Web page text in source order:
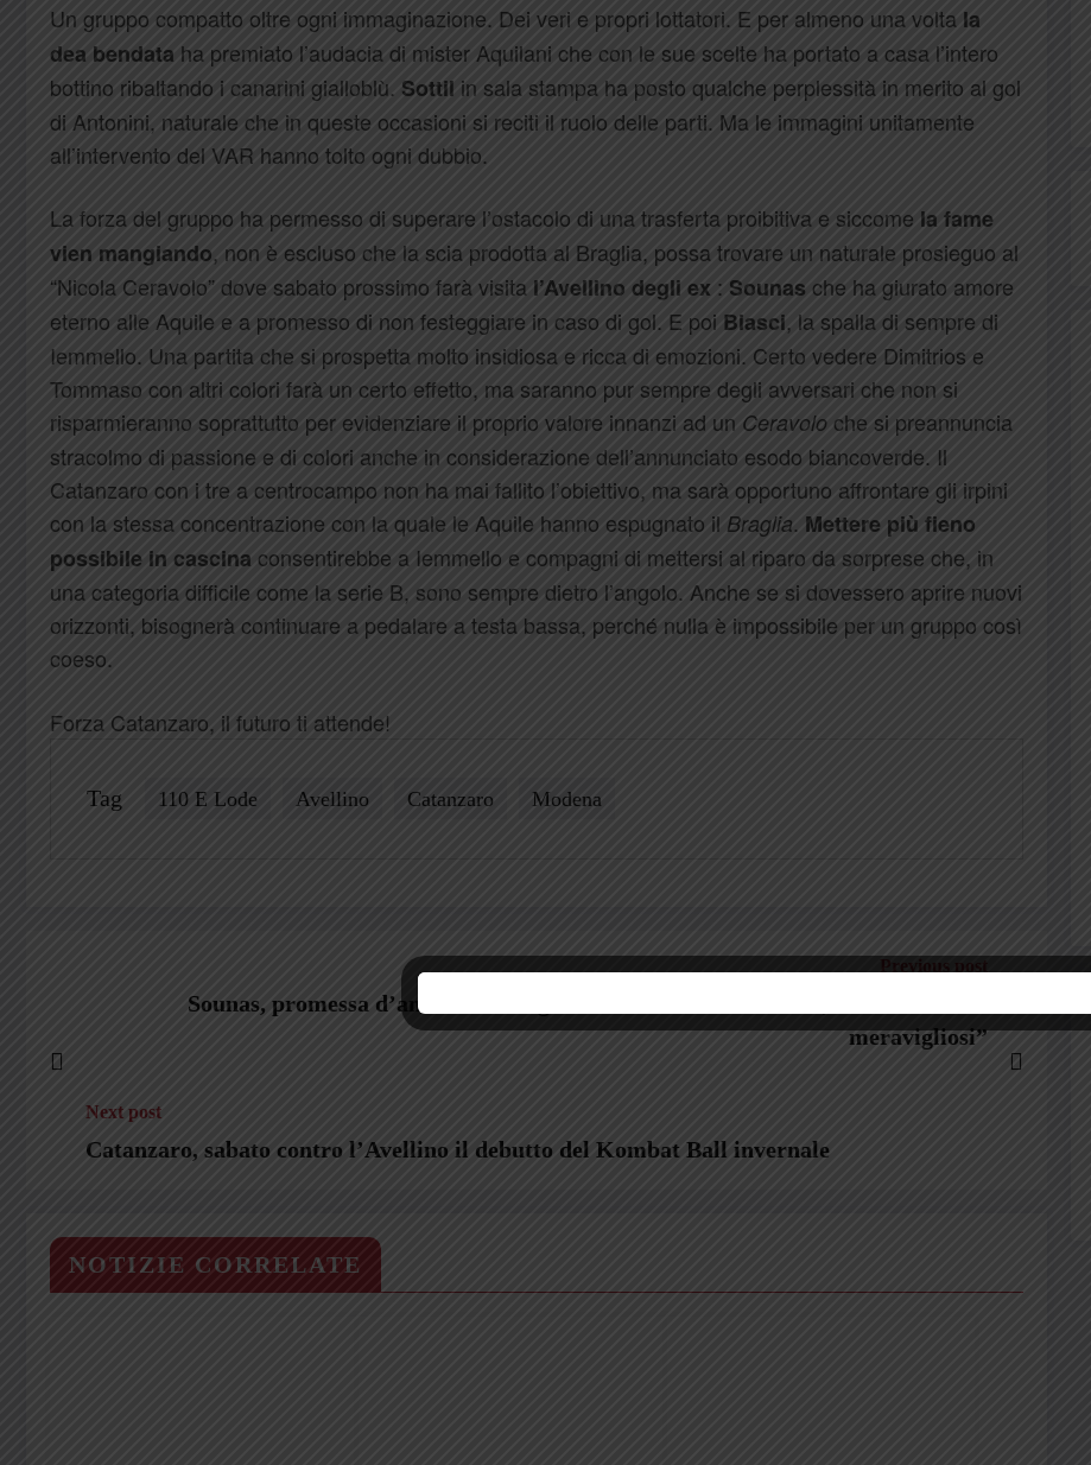
Un gruppo compatto oltre ogni immaginazione. Dei veri e propri lottatori. E per almeno una volta la
dea bendata ha premiato l’audacia di mister Aquilani che con le sue scelte ha portato a casa l’intero
bottino ribaltando i canarini gialloblù. Sottil in sala stampa ha posto qualche perplessità in merito al gol
di Antonini, naturale che in queste occasioni si reciti il ruolo delle parti. Ma le immagini unitamente
all’intervento del VAR hanno tolto ogni dubbio.
La forza del gruppo ha permesso di superare l’ostacolo di una trasferta proibitiva e siccome la fame
vien mangiando, non è escluso che la scia prodotta al Braglia, possa trovare un naturale prosieguo al
“Nicola Ceravolo” dove sabato prossimo farà visita l’Avellino degli ex : Sounas che ha giurato amore
eterno alle Aquile e a promesso di non festeggiare in caso di gol. E poi Biasci, la spalla di sempre di
Iemmello. Una partita che si prospetta molto insidiosa e ricca di emozioni. Certo vedere Dimitrios e
Tommaso con altri colori farà un certo effetto, ma saranno pur sempre degli avversari che non si
risparmieranno soprattutto per evidenziare il proprio valore innanzi ad un Ceravolo che si preannuncia
stracolmo di passione e di colori anche in considerazione dell’annunciato esodo biancoverde. Il
Catanzaro con i tre a centrocampo non ha mai fallito l’obiettivo, ma sarà opportuno affrontare gli irpini
con la stessa concentrazione con la quale le Aquile hanno espugnato il Braglia. Mettere più fieno
possibile in cascina consentirebbe a Iemmello e compagni di mettersi al riparo da sorprese che, in
una categoria difficile come la serie B, sono sempre dietro l’angolo. Anche se si dovessero aprire nuovi
orizzonti, bisognerà continuare a pedalare a testa bassa, perché nulla è impossibile per un gruppo così
coeso.
Forza Catanzaro, il futuro ti attende!
Tag 110 E Lode Avellino Catanzaro Modena
Sounas, promessa d’amore: “Se segno al Catanzaro non esulto, vissuti tre anni
meravigliosi”
Next post
Catanzaro, sabato contro l’Avellino il debutto del Kombat Ball invernale
NOTIZIE CORRELATE